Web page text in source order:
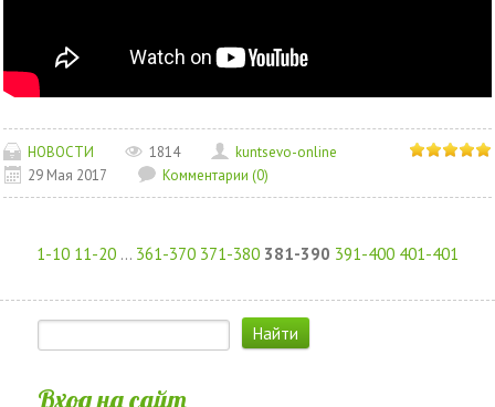
НОВОСТИ 1814
kuntsevo-online
29 Мая 2017
Комментарии (0)
1-10 11-20 ... 361-370 371-380 381-390 391-400 401-401
Вход на сайт